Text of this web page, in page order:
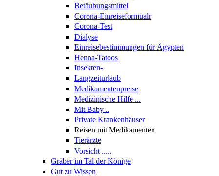
Betäubungsmittel
Corona-Einreiseformualr
Corona-Test
Dialyse
Einreisebestimmungen für Ägypten
Henna-Tatoos
Insekten-
Langzeiturlaub
Medikamentenpreise
Medizinische Hilfe ...
Mit Baby ..
Private Krankenhäuser
Reisen mit Medikamenten
Tierärzte
Vorsicht .....
Gräber im Tal der Könige
Gut zu Wissen